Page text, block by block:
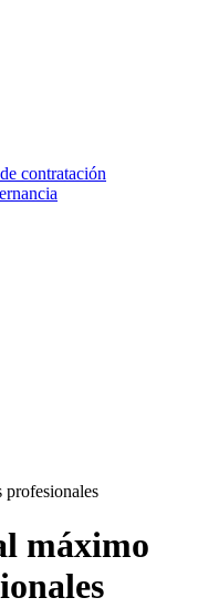
contratación
profesionales
máximo